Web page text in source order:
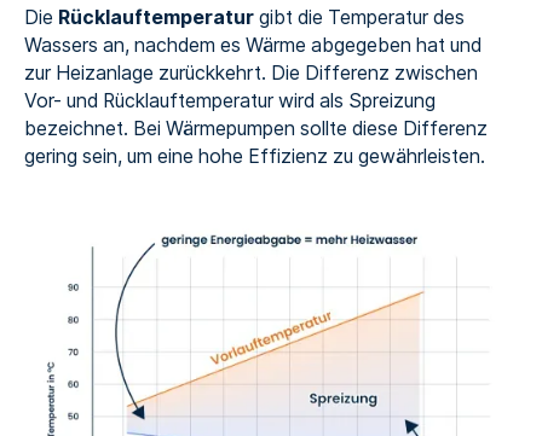
Die Rücklauftemperaturgibt die Temperatur des
Wassers an, nachdem es Wärme abgegeben hat und
zur Heizanlage zurückkehrt. Die Differenz zwischen
Vor- und Rücklauftemperatur wird als Spreizung
bezeichnet. Bei Wärmepumpen sollte diese Differenz
gering sein, um eine hohe Effizienz zu gewährleisten.